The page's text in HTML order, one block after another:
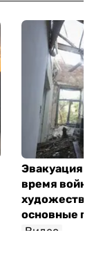
Эвакуация
время
основные
Видео